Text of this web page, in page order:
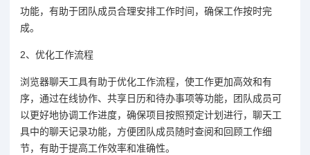
功能，有助于团队成员合理安排工作时间，确保工作按时完
成。
2、优化工作流程
浏览器聊天工具有助于优化工作流程，使工作更加高效和有
序，通过在线协作、共享日历和待办事项等功能，团队成员可
以更好地协调工作进度，确保项目按照预定计划进行，聊天工
具中的聊天记录功能，方便团队成员随时查阅和回顾工作细
节，有助于提高工作效率和准确性。